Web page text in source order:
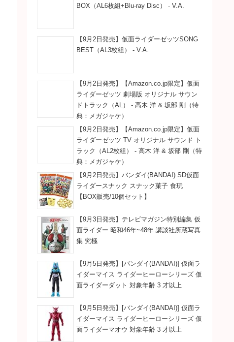
BOX（AL6枚組+Blu-ray Disc） - V.A.
【9月2日発売】仮面ライダーゼッツSONG
BEST（AL3枚組） - V.A.
【9月2日発売】【Amazon.co.jp限定】仮面
ライダーゼッツ 劇場版 オリジナル サウン
ドトラック（AL） - 高木 洋 & 坂部 剛（特
典：メガジャケ）
【9月2日発売】【Amazon.co.jp限定】仮面
ライダーゼッツ TV オリジナル サウンド ト
ラック（AL2枚組） - 高木 洋 & 坂部 剛（特
典：メガジャケ）
【9月2日発売】バンダイ(BANDAI) SD仮面
ライダースナック スナック菓子 食玩
【BOX販売/10個セット】
【9月3日発売】テレビマガジン特別編集 仮
面ライダー 昭和46年~48年 講談社所蔵写真
集 究極
【9月5日発売】[バンダイ(BANDAI)] 仮面ラ
イダーマイス ライダーヒーローシリーズ 仮
面ライダーダット 対象年齢 3 才以上
【9月5日発売】[バンダイ(BANDAI)] 仮面ラ
イダーマイス ライダーヒーローシリーズ 仮
面ライダーマオウ 対象年齢 3 才以上